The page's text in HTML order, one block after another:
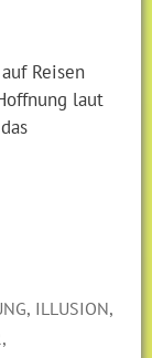
Reisen
laut
, ILLUSION,
,